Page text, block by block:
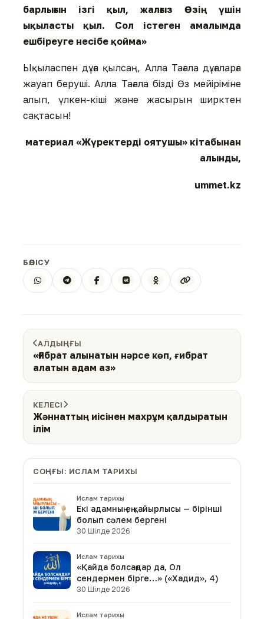
барлығын ізгі қыл, жалғыз Өзің үшін
ықыласты қыл. Сол істеген амалымда
ешбіреуге несібе қойма»
Ықыласпен дұға қылсаң, Алла Тағала дұғаларға
жауап беруші. Алла Тағала бізді Өз мейіріміне
алып, үлкен-кіші және жасырын ширктен
сақтасын!
материал «Жүректерді оятушы» кітабынан
алынды,
ummet.kz
БӨЛІСУ
АЛДЫҢҒЫ
«Ғибрат алынатын нәрсе көп, ғибрат
алатын адам аз»
КЕЛЕСІ
Жәннаттың иісінен махрұм қалдыратын
ілім
СОҢҒЫ: ИСЛАМ ТАРИХЫ
Ислам тарихы
Екі адамның ең қайырлысы — бірінші
болып сәлем бергені
30 Шілде 2026
Ислам тарихы
«Қайда болсаңдар да, Ол
сендермен бірге…» («Хадид», 4)
30 Шілде 2026
Ислам тарихы